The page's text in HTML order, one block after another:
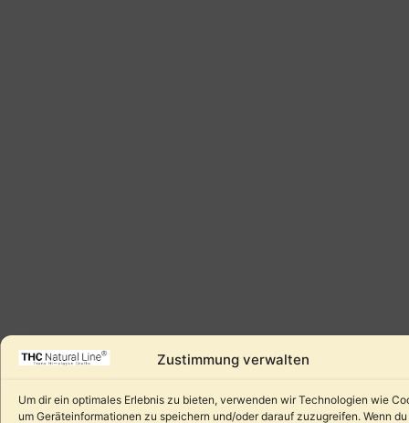
Zustimmung verwalten
Um dir ein optimales Erlebnis zu bieten, verwenden wir Technologien wie
um Geräteinformationen zu speichern und/oder darauf zuzugreifen. Wenn